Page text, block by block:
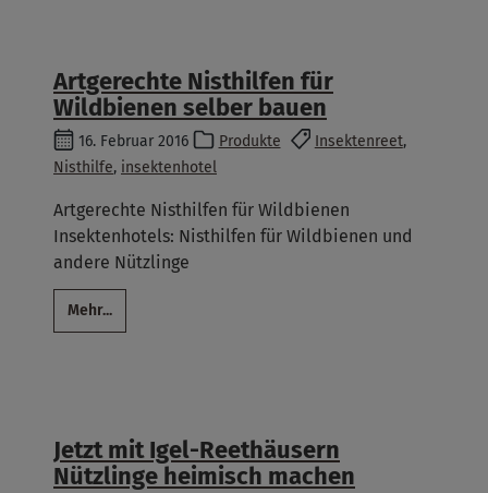
Artgerechte Nisthilfen für
Wildbienen selber bauen
16. Februar 2016 Produkte Insektenreet,
Nisthilfe, insektenhotel
Artgerechte Nisthilfen für Wildbienen
Insektenhotels: Nisthilfen für Wildbienen und
andere Nützlinge
Mehr...
Jetzt mit Igel-Reethäusern
Nützlinge heimisch machen